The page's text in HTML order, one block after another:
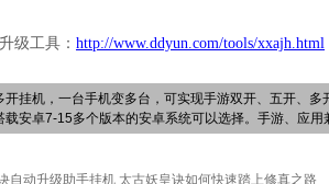
级工具 ： http://www.ddyun.com/tools/xxajh.html
开挂机，一台手机变多台，可实现手游双开、五开、
载安卓7-15多个版本的安卓系统可以选择。手游、应
自动升级助手挂机 太古妖皇诀如何快速踏上修真之路